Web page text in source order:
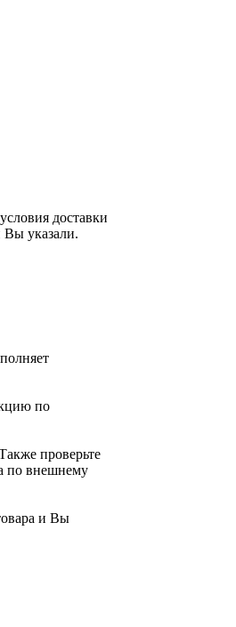
доставки
Вы указали.
по
проверьте
по внешнему
и Вы